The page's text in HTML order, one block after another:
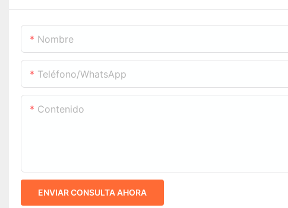
Nombre
Teléfono/WhatsApp
Contenido
ENVIAR CONSULTA AHORA